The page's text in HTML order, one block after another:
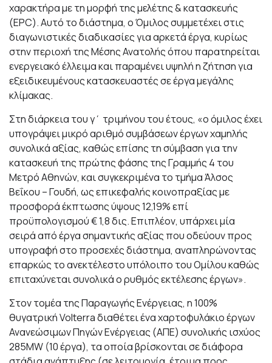
χαρακτήρα με τη μορφή της μελέτης & κατασκευής
(EPC). Αυτό το διάστημα, ο Όμιλος συμμετέχει στις
διαγωνιστικές διαδικασίες για αρκετά έργα, κυρίως
στην περιοχή της Μέσης Ανατολής όπου παρατηρείται
ενεργειακό έλλειμα και παραμένει υψηλή η ζήτηση για
εξειδικευμένους κατασκευαστές σε έργα μεγάλης
κλίμακας.
Στη διάρκεια του γ΄ τριμήνου του έτους, «ο όμιλος έχει
υπογράψει μικρό αριθμό συμβάσεων έργων χαμηλής
συνολικά αξίας, καθώς επίσης τη σύμβαση για την
κατασκευή της πρώτης φάσης της Γραμμής 4 του
Μετρό Αθηνών, και συγκεκριμένα το τμήμα Άλσος
Βεΐκου – Γουδή, ως επικεφαλής κοινοπραξίας με
προσφορά έκπτωσης ύψους 12,19% επί
προϋπολογισμού € 1,8 δις. Επιπλέον, υπάρχει μία
σειρά από έργα σημαντικής αξίας που οδεύουν προς
υπογραφή στο προσεχές διάστημα, αναπληρώνοντας
επαρκώς το ανεκτέλεστο υπόλοιπο του Ομίλου καθώς
επιταχύνεται συνολικά ο ρυθμός εκτέλεσης έργων».
Στον τομέα της Παραγωγής Ενέργειας, η 100%
θυγατρική Volterra διαθέτει ένα χαρτοφυλάκιο έργων
Ανανεώσιμων Πηγών Ενέργειας (ΑΠΕ) συνολικής ισχύος
285MW (10 έργα), τα οποία βρίσκονται σε διάφορα